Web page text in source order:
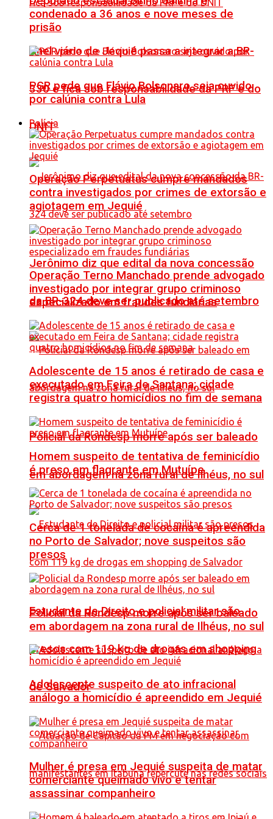
Anel viário de Jequié passa a integrar a BR-
330 e fica sob responsabilidade da PRF e do
DNIT
Jerônimo diz que edital da nova concessão
da BR-324 deve ser publicado até setembro
Policial da Rondesp morre após ser baleado
em abordagem na zona rural de Ilhéus, no sul
Estudante de Direito e policial militar são
presos com 119 kg de drogas em shopping
de Salvador
condenado a 36 anos e nove meses de
prisão
PGR pede que Flávio Bolsonaro seja ouvido
por calúnia contra Lula
Polícia
Operação Perpetuatus cumpre mandados
contra investigados por crimes de extorsão e
agiotagem em Jequié
Operação Terno Manchado prende advogado
investigado por integrar grupo criminoso
especializado em fraudes fundiárias
Adolescente de 15 anos é retirado de casa e
executado em Feira de Santana; cidade
registra quatro homicídios no fim de semana
Homem suspeito de tentativa de feminicídio
é preso em flagrante em Mutuípe
Cerca de 1 tonelada de cocaína é apreendida
no Porto de Salvador; nove suspeitos são
presos
Policial da Rondesp morre após ser baleado
em abordagem na zona rural de Ilhéus, no sul
Adolescente suspeito de ato infracional
análogo a homicídio é apreendido em Jequié
Mulher é presa em Jequié suspeita de matar
comerciante queimado vivo e tentar
assassinar companheiro